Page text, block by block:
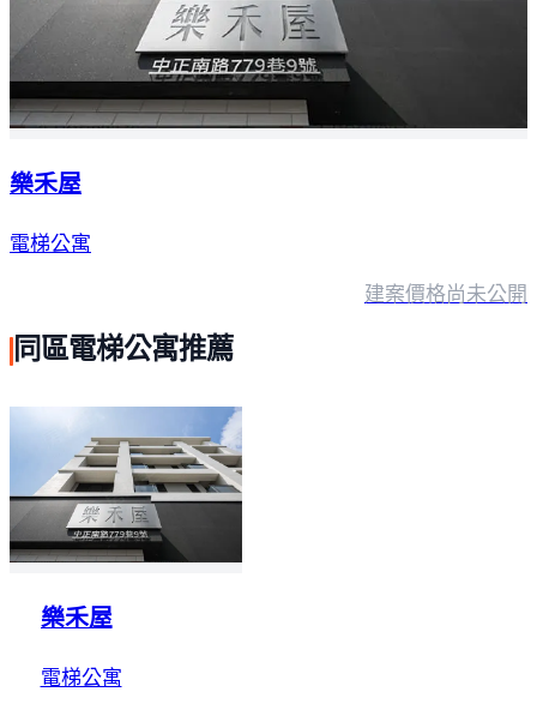
樂禾屋
電梯公寓
建案價格尚未公開
同區電梯公寓推薦
樂禾屋
電梯公寓